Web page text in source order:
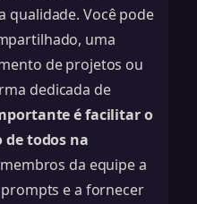
qualidade. Você pode
uma
de projetos ou
dedicada de
é facilitar o
de todos na
da equipe a
e a fornecer